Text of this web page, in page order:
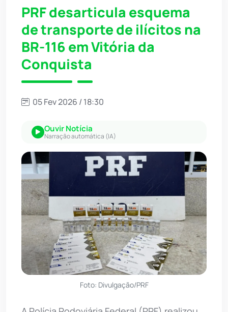
PRF desarticula esquema
de transporte de ilícitos na
BR-116 em Vitória da
Conquista
05 Fev 2026 / 18:30
Ouvir Notícia
Narração automática (IA)
Foto: Divulgação/PRF